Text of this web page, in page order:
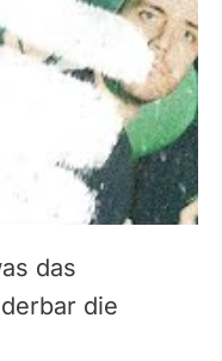
das
die